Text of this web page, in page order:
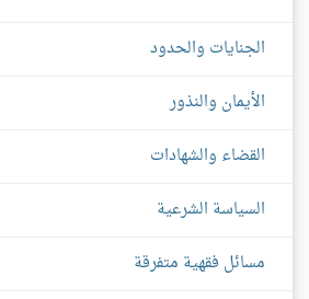
الجنايات والحدود
الأيمان والنذور
القضاء والشهادات
السياسة الشرعية
مسائل فقهية متفرقة